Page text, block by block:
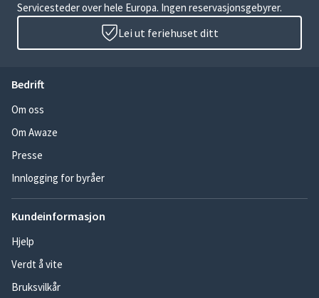
Servicesteder over hele Europa. Ingen reservasjonsgebyrer.
Lei ut feriehuset ditt
Bedrift
Om oss
Om Awaze
Presse
Innlogging for byråer
Kundeinformasjon
Hjelp
Verdt å vite
Bruksvilkår